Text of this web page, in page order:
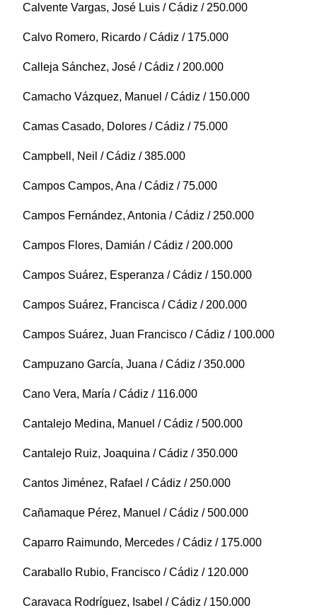
Calvente Vargas, José Luis / Cádiz / 250.000
Calvo Romero, Ricardo / Cádiz / 175.000
Calleja Sánchez, José / Cádiz / 200.000
Camacho Vázquez, Manuel / Cádiz / 150.000
Camas Casado, Dolores / Cádiz / 75.000
Campbell, Neil / Cádiz / 385.000
Campos Campos, Ana / Cádiz / 75.000
Campos Fernández, Antonia / Cádiz / 250.000
Campos Flores, Damián / Cádiz / 200.000
Campos Suárez, Esperanza / Cádiz / 150.000
Campos Suárez, Francisca / Cádiz / 200.000
Campos Suárez, Juan Francisco / Cádiz / 100.000
Campuzano García, Juana / Cádiz / 350.000
Cano Vera, María / Cádiz / 116.000
Cantalejo Medina, Manuel / Cádiz / 500.000
Cantalejo Ruiz, Joaquina / Cádiz / 350.000
Cantos Jiménez, Rafael / Cádiz / 250.000
Cañamaque Pérez, Manuel / Cádiz / 500.000
Caparro Raimundo, Mercedes / Cádiz / 175.000
Caraballo Rubio, Francisco / Cádiz / 120.000
Caravaca Rodríguez, Isabel / Cádiz / 150.000